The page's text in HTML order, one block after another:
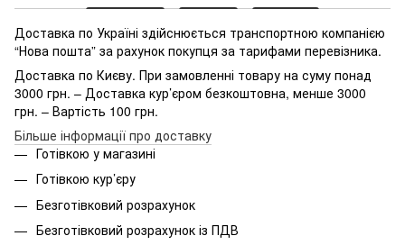
Доставка по Україні здійснюється транспортною компанією
“Нова пошта” за рахунок покупця за тарифами перевізника.
Доставка по Києву. При замовленні товару на суму понад
3000 грн. – Доставка кур’єром безкоштовна, менше 3000
грн. – Вартість 100 грн.
Більше інформації про доставку
Готівкою у магазині
Готівкою кур’єру
Безготівковий розрахунок
Безготівковий розрахунок із ПДВ